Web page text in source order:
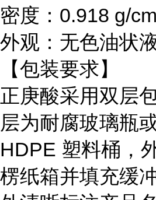
密度：0.918 g/
外观：无色油状
【包装要求】
正庚酸采用双层
层为耐腐玻璃瓶
HDPE 塑料桶，
楞纸箱并填充缓